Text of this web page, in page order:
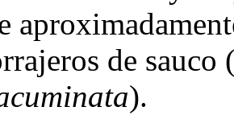
de sauco
).